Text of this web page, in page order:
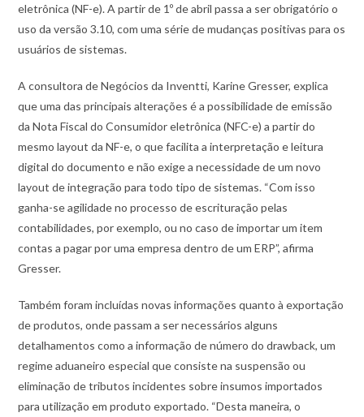
eletrônica (NF-e). A partir de 1º de abril passa a ser obrigatório o
uso da versão 3.10, com uma série de mudanças positivas para os
usuários de sistemas.
A consultora de Negócios da Inventti, Karine Gresser, explica
que uma das principais alterações é a possibilidade de emissão
da Nota Fiscal do Consumidor eletrônica (NFC-e) a partir do
mesmo layout da NF-e, o que facilita a interpretação e leitura
digital do documento e não exige a necessidade de um novo
layout de integração para todo tipo de sistemas. “Com isso
ganha-se agilidade no processo de escrituração pelas
contabilidades, por exemplo, ou no caso de importar um item
contas a pagar por uma empresa dentro de um ERP”, afirma
Gresser.
Também foram incluídas novas informações quanto à exportação
de produtos, onde passam a ser necessários alguns
detalhamentos como a informação de número do drawback, um
regime aduaneiro especial que consiste na suspensão ou
eliminação de tributos incidentes sobre insumos importados
para utilização em produto exportado. “Desta maneira, o